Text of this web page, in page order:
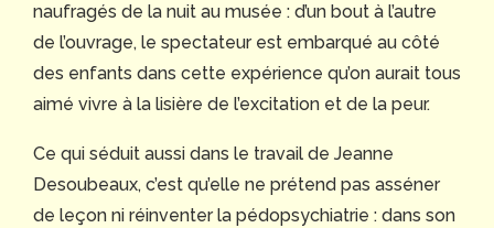
naufragés de la nuit au musée : d’un bout à l’autre
de l’ouvrage, le spectateur est embarqué au côté
des enfants dans cette expérience qu’on aurait tous
aimé vivre à la lisière de l’excitation et de la peur.
Ce qui séduit aussi dans le travail de Jeanne
Desoubeaux, c’est qu’elle ne prétend pas asséner
de leçon ni réinventer la pédopsychiatrie : dans son